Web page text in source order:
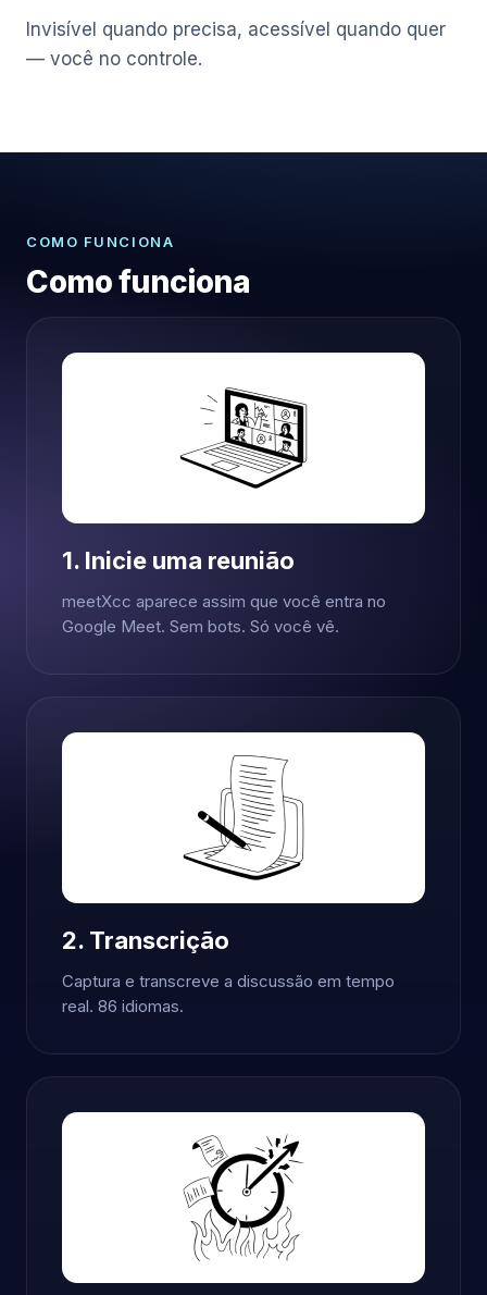
Invisível quando precisa, acessível quando quer
— você no controle.
COMO FUNCIONA
Como funciona
1. Inicie uma reunião
meetXcc aparece assim que você entra no
Google Meet. Sem bots. Só você vê.
2. Transcrição
Captura e transcreve a discussão em tempo
real. 86 idiomas.